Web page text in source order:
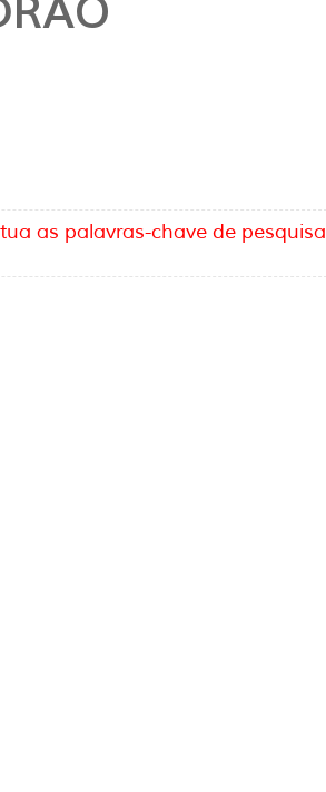
as palavras-chave de pesquisa